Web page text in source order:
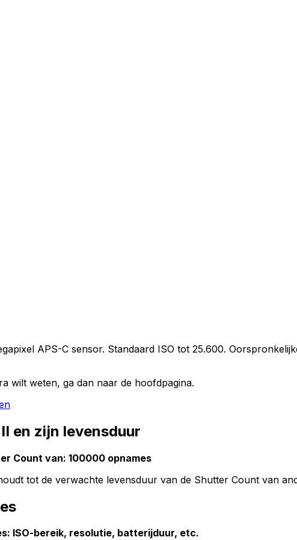
APS-C sensor. Standaard ISO tot 25.600.
wilt weten, ga dan naar de hoofdpagina.
en zijn levensduur
Count van: 100000 opnames
tot de verwachte levensduur van de Shutter Count van
ISO-bereik, resolutie, batterijduur, etc.